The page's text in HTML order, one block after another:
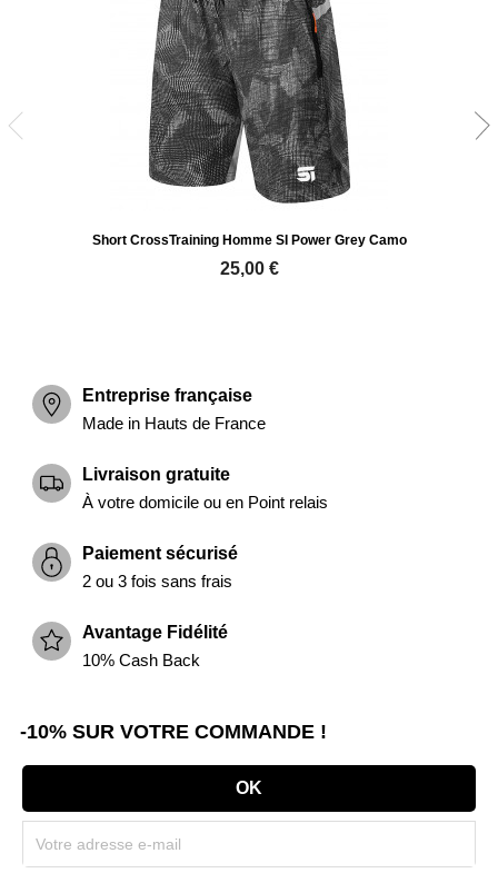
Short CrossTraining Homme SI Power Grey Camo
25,00 €
Entreprise française
Made in Hauts de France
Livraison gratuite
À votre domicile ou en Point relais
Paiement sécurisé
2 ou 3 fois sans frais
Avantage Fidélité
10% Cash Back
-10% SUR VOTRE COMMANDE !